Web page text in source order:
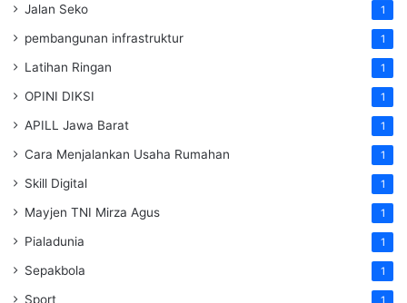
Jalan Seko 1
pembangunan infrastruktur 1
Latihan Ringan 1
OPINI DIKSI 1
APILL Jawa Barat 1
Cara Menjalankan Usaha Rumahan 1
Skill Digital 1
Mayjen TNI Mirza Agus 1
Pialadunia 1
Sepakbola 1
Sport 1